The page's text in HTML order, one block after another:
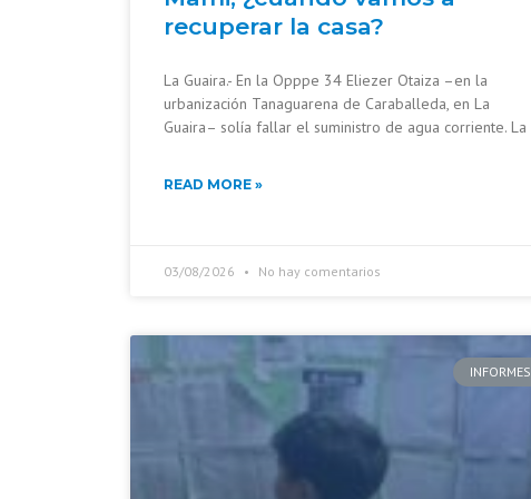
recuperar la casa?
La Guaira.- En la Opppe 34 Eliezer Otaiza –en la
urbanización Tanaguarena de Caraballeda, en La
Guaira– solía fallar el suministro de agua corriente. La
READ MORE »
03/08/2026 No hay comentarios
INFORMES